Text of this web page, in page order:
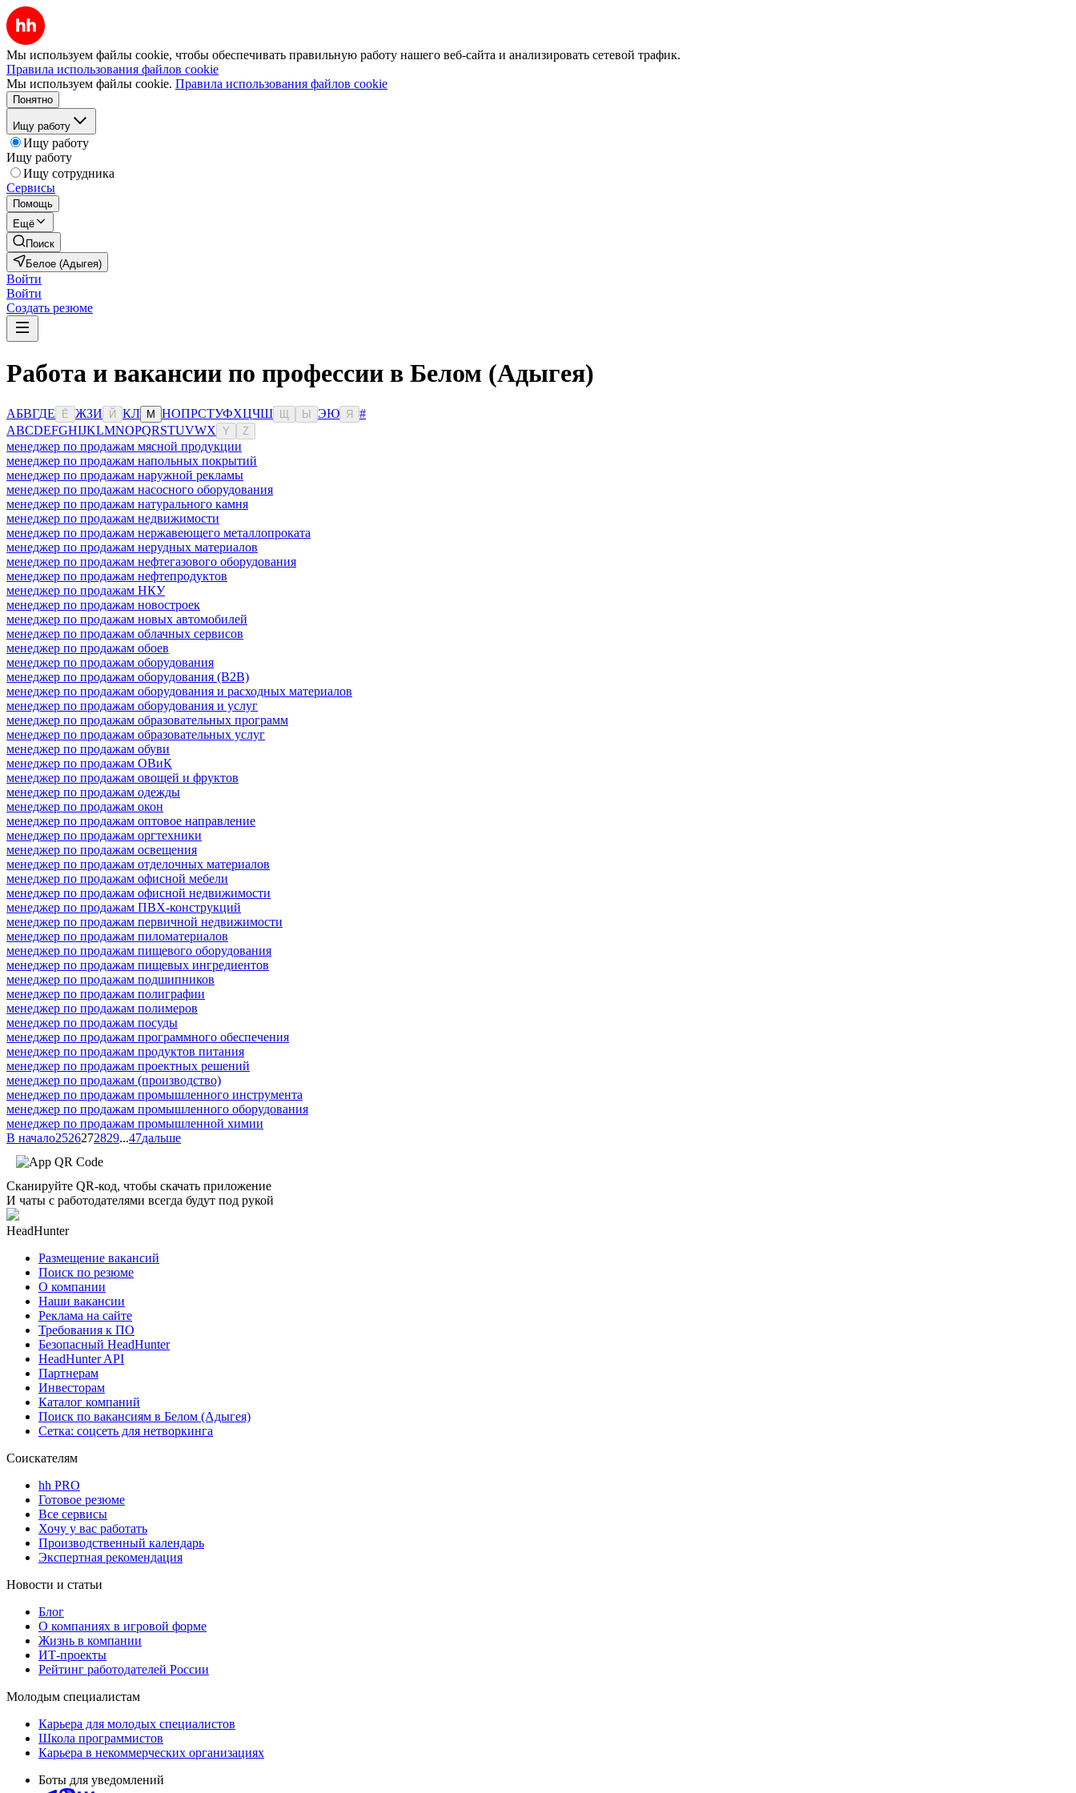
Мы используем файлы cookie, чтобы обеспечивать правильную работу нашего веб-сайта и анализировать сетевой трафик.
Правила использования файлов cookie
Мы используем файлы cookie. Правила использования файлов cookie
Понятно
Ищу работу
Ищу работу
Ищу работу
Ищу сотрудника
Сервисы
Помощь
Ещё
Поиск
Белое (Адыгея)
Войти
Войти
Создать резюме
Работа и вакансии по профессии в Белом (Адыгея)
АБВГДЕ Ё ЖЗИ Й КЛ М НОПРСТУФХЦЧШ Ы ЭЮ Я
#
ABCDEFGHIJKLMNOPQRSTUVWX Y Z
менеджер по продажам мясной продукции
менеджер по продажам напольных покрытий
менеджер по продажам наружной рекламы
менеджер по продажам насосного оборудования
менеджер по продажам натурального камня
менеджер по продажам недвижимости
менеджер по продажам нержавеющего металлопроката
менеджер по продажам нерудных материалов
менеджер по продажам нефтегазового оборудования
менеджер по продажам нефтепродуктов
менеджер по продажам НКУ
менеджер по продажам новостроек
менеджер по продажам новых автомобилей
менеджер по продажам облачных сервисов
менеджер по продажам обоев
менеджер по продажам оборудования
менеджер по продажам оборудования (B2B)
менеджер по продажам оборудования и расходных материалов
менеджер по продажам оборудования и услуг
менеджер по продажам образовательных программ
менеджер по продажам образовательных услуг
менеджер по продажам обуви
менеджер по продажам ОВиК
менеджер по продажам овощей и фруктов
менеджер по продажам одежды
менеджер по продажам окон
менеджер по продажам оптовое направление
менеджер по продажам оргтехники
менеджер по продажам освещения
менеджер по продажам отделочных материалов
менеджер по продажам офисной мебели
менеджер по продажам офисной недвижимости
менеджер по продажам ПВХ-конструкций
менеджер по продажам первичной недвижимости
менеджер по продажам пиломатериалов
менеджер по продажам пищевого оборудования
менеджер по продажам пищевых ингредиентов
менеджер по продажам подшипников
менеджер по продажам полиграфии
менеджер по продажам полимеров
менеджер по продажам посуды
менеджер по продажам программного обеспечения
менеджер по продажам продуктов питания
менеджер по продажам проектных решений
менеджер по продажам (производство)
менеджер по продажам промышленного инструмента
менеджер по продажам промышленного оборудования
менеджер по продажам промышленной химии
В начало2526272829...47дальше
Сканируйте QR-код, чтобы скачать приложение
И чаты с работодателями всегда будут под рукой
HeadHunter
Размещение вакансий
Поиск по резюме
О компании
Наши вакансии
Реклама на сайте
Требования к ПО
Безопасный HeadHunter
HeadHunter API
Партнерам
Инвесторам
Каталог компаний
Поиск по вакансиям в Белом (Адыгея)
Сетка: соцсеть для нетворкинга
Соискателям
hh PRO
Готовое резюме
Все сервисы
Хочу у вас работать
Производственный календарь
Экспертная рекомендация
Новости и статьи
Блог
О компаниях в игровой форме
Жизнь в компании
ИТ-проекты
Рейтинг работодателей России
Молодым специалистам
Карьера для молодых специалистов
Школа программистов
Карьера в некоммерческих организациях
Боты для уведомлений